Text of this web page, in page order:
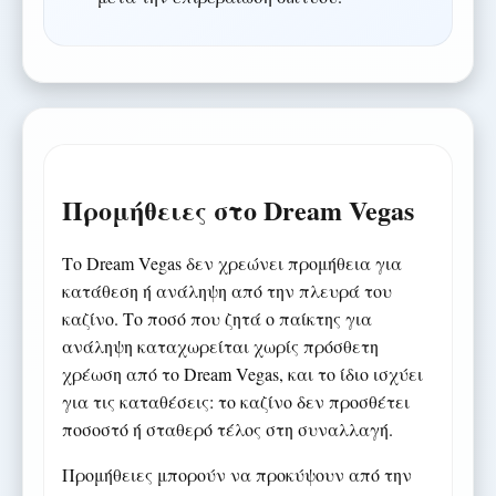
Προμήθειες στο Dream Vegas
Το Dream Vegas δεν χρεώνει προμήθεια για
κατάθεση ή ανάληψη από την πλευρά του
καζίνο. Το ποσό που ζητά ο παίκτης για
ανάληψη καταχωρείται χωρίς πρόσθετη
χρέωση από το Dream Vegas, και το ίδιο ισχύει
για τις καταθέσεις: το καζίνο δεν προσθέτει
ποσοστό ή σταθερό τέλος στη συναλλαγή.
Προμήθειες μπορούν να προκύψουν από την